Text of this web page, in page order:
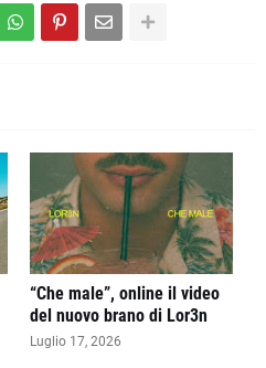
“Che male”, online il video
del nuovo brano di Lor3n
Luglio 17, 2026